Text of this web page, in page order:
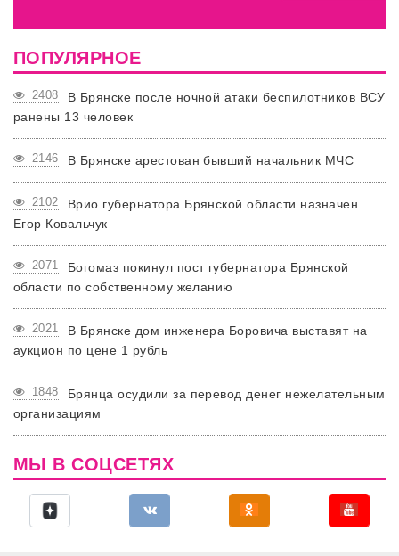
ПОПУЛЯРНОЕ
2408
В Брянске после ночной атаки беспилотников ВСУ
ранены 13 человек
2146 В Брянске арестован бывший начальник МЧС
2102
Врио губернатора Брянской области назначен
Егор Ковальчук
2071
Богомаз покинул пост губернатора Брянской
области по собственному желанию
2021
В Брянске дом инженера Боровича выставят на
аукцион по цене 1 рубль
1848
Брянца осудили за перевод денег нежелательным
организациям
МЫ В СОЦСЕТЯХ